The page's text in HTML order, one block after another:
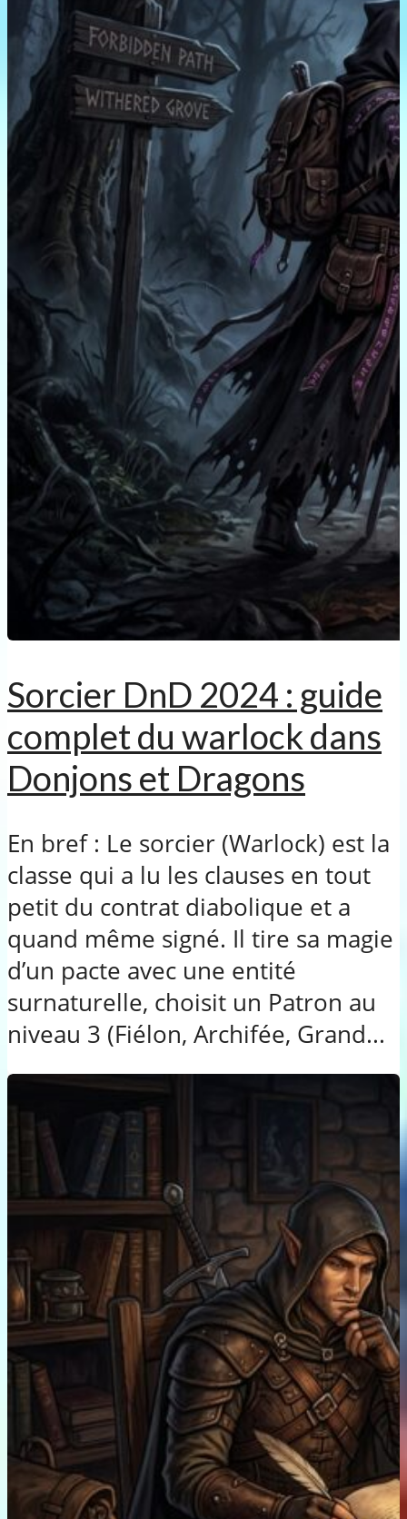
Sorcier DnD 2024 : guide
complet du warlock dans
Donjons et Dragons
En bref : Le sorcier (Warlock) est la
classe qui a lu les clauses en tout
petit du contrat diabolique et a
quand même signé. Il tire sa magie
d’un pacte avec une entité
surnaturelle, choisit un Patron au
niveau 3 (Fiélon, Archifée, Grand...